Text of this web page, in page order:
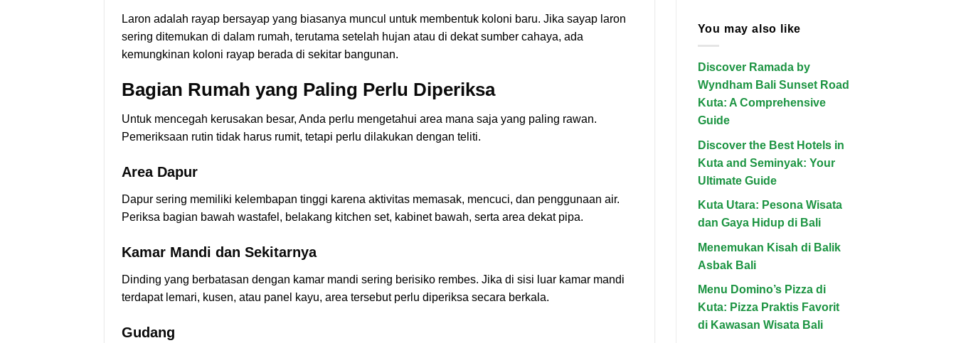
Laron adalah rayap bersayap yang biasanya muncul untuk membentuk koloni baru. Jika sayap laron
sering ditemukan di dalam rumah, terutama setelah hujan atau di dekat sumber cahaya, ada
kemungkinan koloni rayap berada di sekitar bangunan.
Bagian Rumah yang Paling Perlu Diperiksa
Untuk mencegah kerusakan besar, Anda perlu mengetahui area mana saja yang paling rawan.
Pemeriksaan rutin tidak harus rumit, tetapi perlu dilakukan dengan teliti.
Area Dapur
Dapur sering memiliki kelembapan tinggi karena aktivitas memasak, mencuci, dan penggunaan air.
Periksa bagian bawah wastafel, belakang kitchen set, kabinet bawah, serta area dekat pipa.
Kamar Mandi dan Sekitarnya
Dinding yang berbatasan dengan kamar mandi sering berisiko rembes. Jika di sisi luar kamar mandi
terdapat lemari, kusen, atau panel kayu, area tersebut perlu diperiksa secara berkala.
Gudang
in
Discover
the
Best
in
Kuta
and
Seminyak:
Your
Ultimate
Guide
You may also like
Discover Ramada by
Wyndham Bali Sunset Road
Kuta: A Comprehensive
Guide
Discover the Best Hotels in
Kuta and Seminyak: Your
Ultimate Guide
Kuta Utara: Pesona Wisata
dan Gaya Hidup di Bali
Menemukan Kisah di Balik
Asbak Bali
Menu Domino’s Pizza di
Kuta: Pizza Praktis Favorit
di Kawasan Wisata Bali